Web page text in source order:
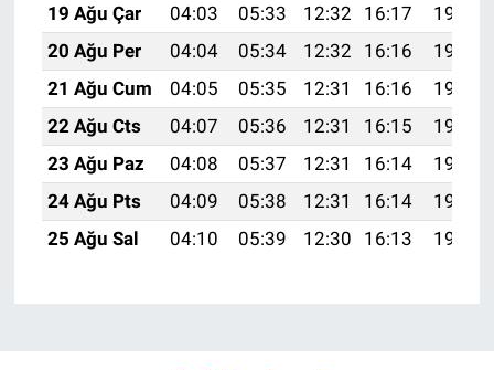
19 Ağu Çar
04:03 05:33 12:32 16:17
19:20
20 Ağu Per
04:04 05:34 12:32 16:16
19:19
21 Ağu Cum
04:05 05:35 12:31 16:16
19:18
22 Ağu Cts
04:07 05:36 12:31 16:15
19:16
23 Ağu Paz
04:08 05:37 12:31 16:14
19:15
24 Ağu Pts
04:09 05:38 12:31 16:14
19:13
25 Ağu Sal
04:10 05:39 12:30 16:13 19:12